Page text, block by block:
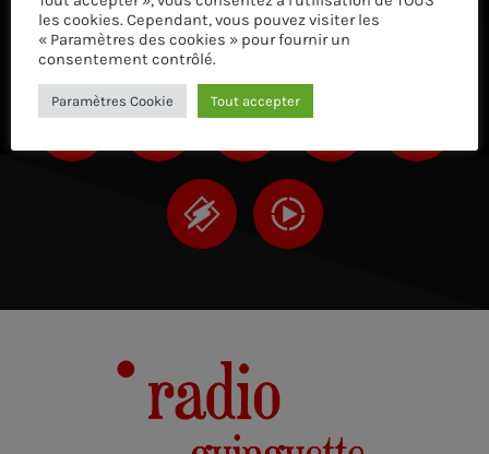
ÉCOUTEZ AVEC VOTRE APP ET SUR LE
les cookies. Cependant, vous pouvez visiter les
« Paramètres des cookies » pour fournir un
consentement contrôlé.
Paramètres Cookie Tout accepter